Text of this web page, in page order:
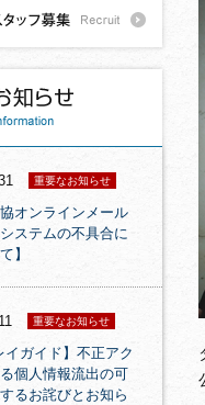
重要なお知らせ
協オンラインメール
ステムの不具合に
】
重要なお知らせ
イガイド】不正アク
個人情報流出の可
るお詫びとお知ら